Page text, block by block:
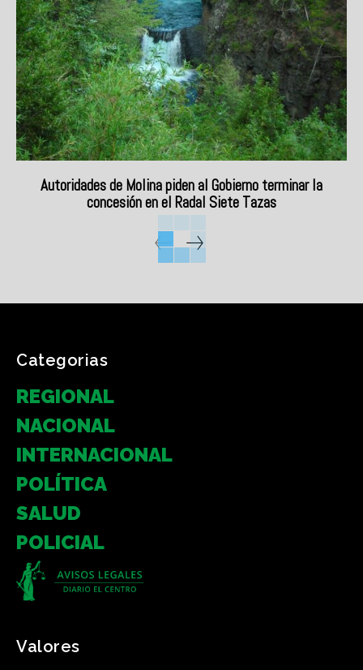
Autoridades de Molina piden al Gobierno terminar la
concesión en el Radal Siete Tazas
Categorias
REGIONAL
NACIONAL
INTERNACIONAL
POLÍTICA
SALUD
POLICIAL
Valores